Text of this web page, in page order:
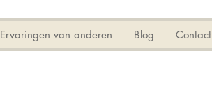
Ervaringen van anderen Blog Contact